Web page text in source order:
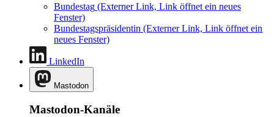
Bundestag (Externer Link, Link öffnet ein neues
Fenster)
Bundestagspräsidentin (Externer Link, Link öffnet ein
neues Fenster)
LinkedIn
Mastodon
Mastodon-Kanäle